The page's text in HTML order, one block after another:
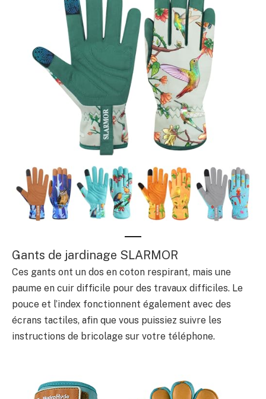
Gants de jardinage SLARMOR
Ces gants ont un dos en coton respirant, mais une
paume en cuir difficile pour des travaux difficiles. Le
pouce et l’index fonctionnent également avec des
écrans tactiles, afin que vous puissiez suivre les
instructions de bricolage sur votre téléphone.